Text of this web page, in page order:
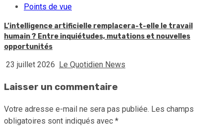
Points de vue
L’intelligence artificielle remplacera-t-elle le travail
humain ? Entre inquiétudes, mutations et nouvelles
opportunités
23 juillet 2026 Le Quotidien News
Laisser un commentaire
Votre adresse e-mail ne sera pas publiée. Les champs
obligatoires sont indiqués avec *